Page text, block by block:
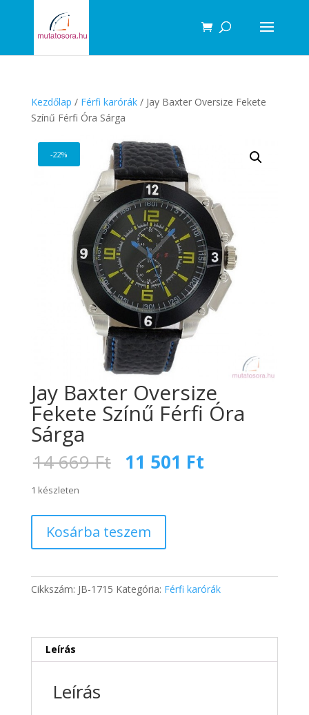
Kezdőlap / Férfi karórák/ Jay Baxter Oversize Fekete
Színű Férfi Óra Sárga
-22%
Jay Baxter Oversize
Fekete Színű Férfi Óra
Sárga
14 669Ft Original
price
14
669 Ft.
11 501 Ft
1 készleten
Baxter
Színű
mennyiség
Kosárba teszem
Cikkszám: JB-1715 Kategória: Férfi karórák
Leírás
Leírás